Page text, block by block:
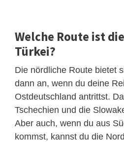
Welche Route ist
Türkei?
Die nördliche Route bietet
dann an, wenn du deine
Ostdeutschland antrittst.
Tschechien und die
Aber auch, wenn du aus
kommst, kannst du die